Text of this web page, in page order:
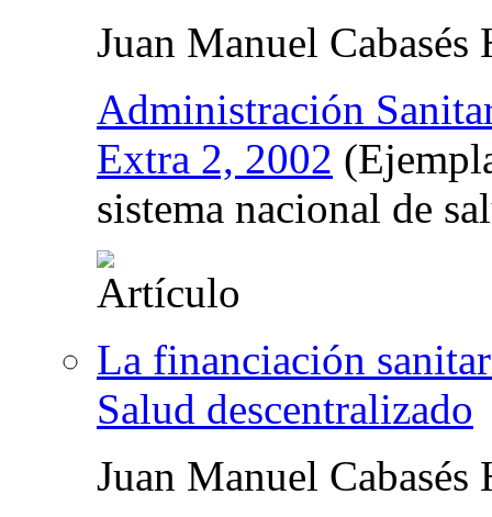
Juan Manuel Cabasés
Administración
Extra 2, 2002
sistema nacional de
La financiación
Salud descentralizado
Juan Manuel Cabasés